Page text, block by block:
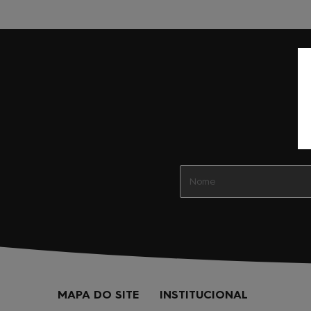
MAPA DO SITE INSTITUCIONAL